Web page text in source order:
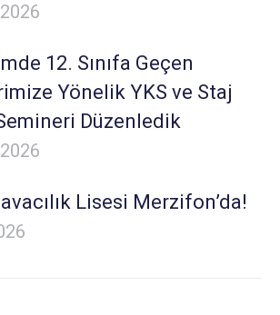
12. Sınıfa Geçen
Yönelik YKS ve Staj
Düzenledik
Lisesi Merzifon’da!